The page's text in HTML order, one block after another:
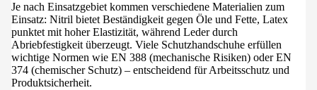
Je nach Einsatzgebiet kommen verschiedene Materialien zum
Einsatz: Nitril bietet Beständigkeit gegen Öle und Fette, Latex
punktet mit hoher Elastizität, während Leder durch
Abriebfestigkeit überzeugt. Viele Schutzhandschuhe erfüllen
wichtige Normen wie EN 388 (mechanische Risiken) oder EN
374 (chemischer Schutz) – entscheidend für Arbeitsschutz und
Produktsicherheit.